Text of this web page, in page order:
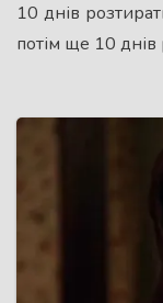
10 днів
потім ще 10 днів